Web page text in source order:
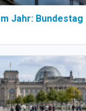
Jahr: Bundestag